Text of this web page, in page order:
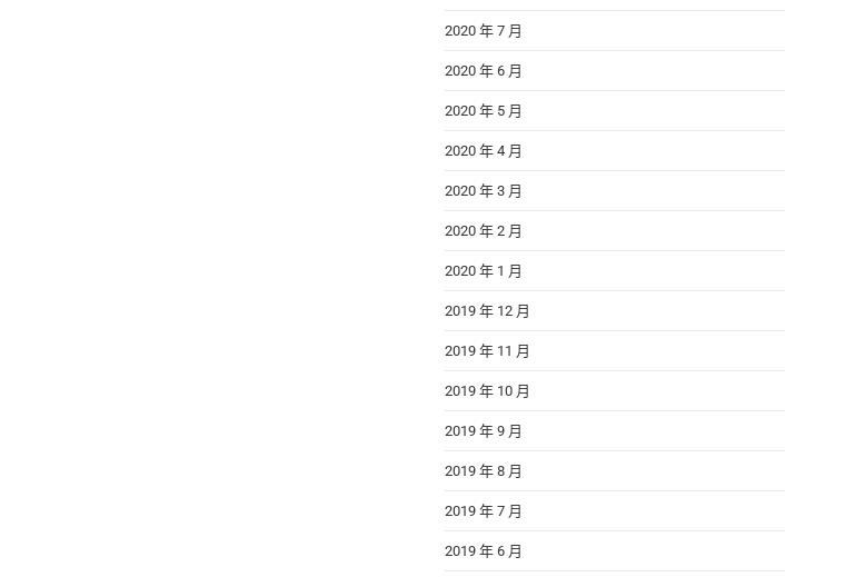
2020 年 7 月
2020 年 6 月
2020 年 5 月
2020 年 4 月
2020 年 3 月
2020 年 2 月
2020 年 1 月
2019 年 12 月
2019 年 11 月
2019 年 10 月
2019 年 9 月
2019 年 8 月
2019 年 7 月
2019 年 6 月